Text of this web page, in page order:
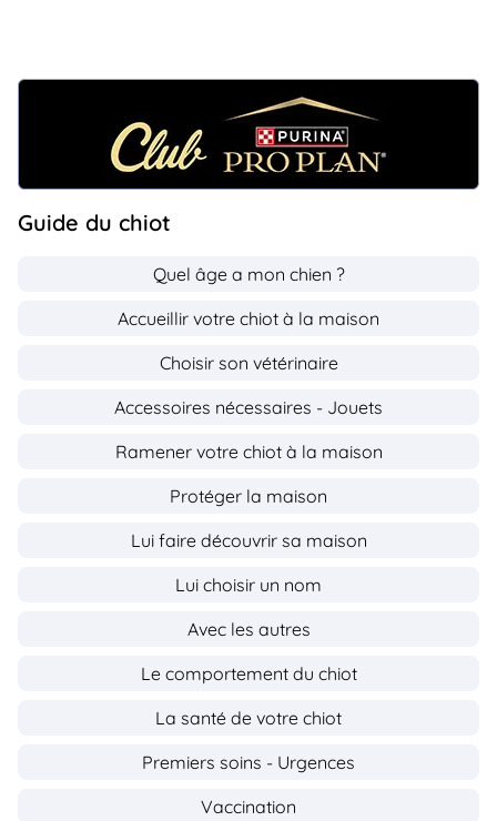
Guide du chiot
Quel âge a mon chien ?
Accueillir votre chiot à la maison
Choisir son vétérinaire
Accessoires nécessaires - Jouets
Ramener votre chiot à la maison
Protéger la maison
Lui faire découvrir sa maison
Lui choisir un nom
Avec les autres
Le comportement du chiot
La santé de votre chiot
Premiers soins - Urgences
Vaccination